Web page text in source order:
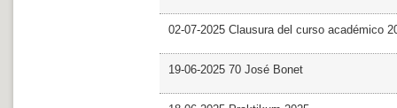
02-07-2025 Clausura del curso académico
19-06-2025 70 José Bonet